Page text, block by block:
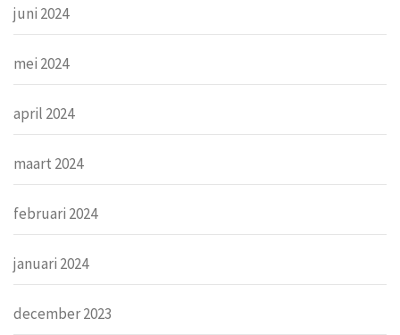
juni 2024
mei 2024
april 2024
maart 2024
februari 2024
januari 2024
december 2023